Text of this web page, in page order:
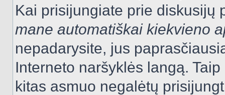
Kai prisijungiate prie diskusijų
mane automatiškai kiekvieno
nepadarysite, jus
Interneto naršyklės langą.
kitas asmuo negalėtų